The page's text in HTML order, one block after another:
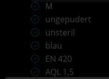
M
ungepudert
unsteril
blau
EN 420
AQL 1,5